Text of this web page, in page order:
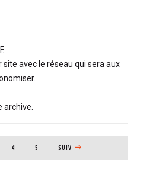
site avec le réseau qui sera aux
archive.
PAGE
4 PAGE
5 PAGE SUIVANTE
SUIV